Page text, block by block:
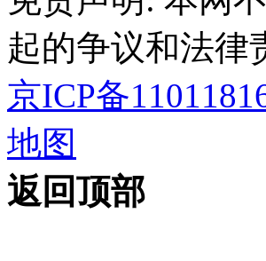
起的争议和法律
京ICP备
地图
返回顶部